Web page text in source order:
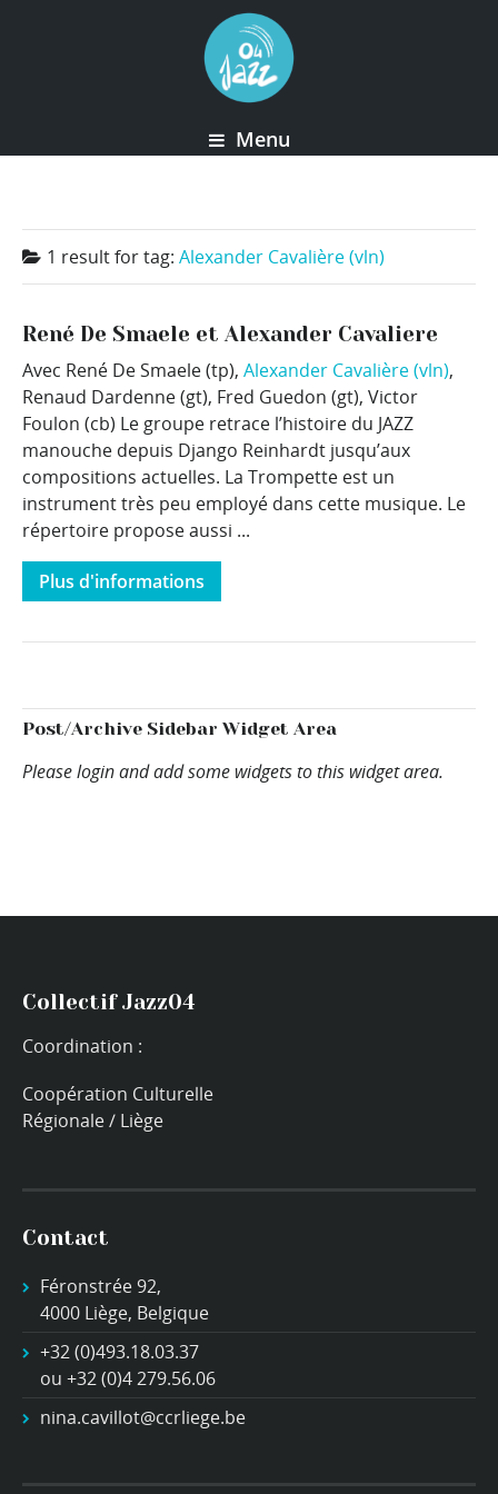
Menu
1 result fortag: Alexander Cavalière (vln)
René De Smaele et Alexander Cavaliere
Avec René De Smaele (tp), Alexander Cavalière (vln),
Renaud Dardenne (gt), Fred Guedon (gt), Victor
Foulon (cb) Le groupe retrace l’histoire du JAZZ
manouche depuis Django Reinhardt jusqu’aux
compositions actuelles. La Trompette est un
instrument très peu employé dans cette musique. Le
répertoire propose aussi ...
Plus d'informations
Post/Archive Sidebar Widget Area
Please login and add some widgets to this widget area.
Collectif Jazz04
Coordination :
Coopération Culturelle
Régionale / Liège
Contact
Féronstrée 92,
4000 Liège, Belgique
+32 (0)493.18.03.37
ou +32 (0)4 279.56.06
nina.cavillot@ccrliege.be